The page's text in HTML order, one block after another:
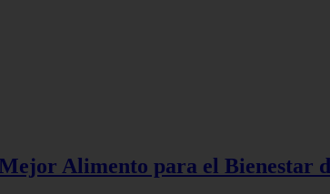
Alimento para el Bienestar